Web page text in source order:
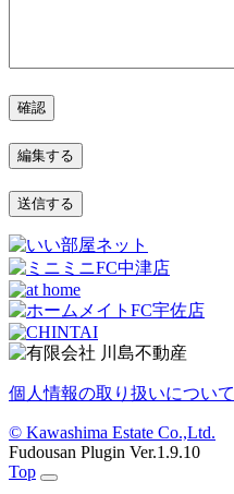
個人情報の取り扱いについて
© Kawashima Estate Co.,Ltd.
Fudousan Plugin Ver.1.9.10
Top